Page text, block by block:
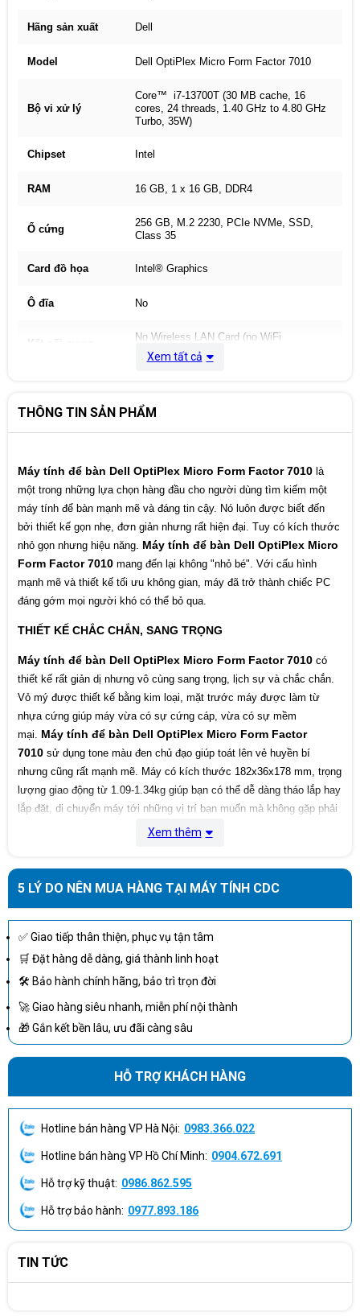
Hãng sản xuất Dell
Model Dell OptiPlex Micro Form Factor 7010
Bộ vi xử lý
Core™ i7-13700T (30 MB cache, 16
cores, 24 threads, 1.40 GHz to 4.80 GHz
Turbo, 35W)
Chipset Intel
RAM 16 GB, 1 x 16 GB, DDR4
Ổ cứng
256 GB, M.2 2230, PCIe NVMe, SSD,
Class 35
Card đồ họa Intel® Graphics
Ô đĩa No
Kết nối mạng
No Wireless LAN Card (no WiFi
enablement)
Cổng kết nối
Type-C with DisplayPort Alt mode + power
in)
1 optional PS2/Serial port
1 USB 2.0 port
1 USB 2.0 port with Smart Power On
2 USB 3.2 Gen 1 ports
1 DisplayPort 1.4a (HBR2)
1 power-adapter port
Hệ điều hành Window Po 11
65 W AC adapter, 4.5 mm barrel
Kích thước
Height: 7.17 in. (182 mm)
Width: 1.42 in. (36 mm)
Depth: 7.01 in. (178 mm)
Weight (minimum): 2.41 lb (1.09 kg)
Weight (maximum): 2.95 lb (1.34 kg)
Xuất xứ Malaysia
Xem tất cả
THÔNG TIN SẢN PHẨM
Máy tính để bàn Dell OptiPlex Micro Form Factor 7010 là
một trong những lựa chọn hàng đầu cho người dùng tìm kiếm một
máy tính để bàn mạnh mẽ và đáng tin cậy. Nó luôn được biết đến
bởi thiết kế gọn nhẹ, đơn giản nhưng rất hiện đại. Tuy có kích thước
nhỏ gọn nhưng hiệu năng. Máy tính để bàn Dell OptiPlex Micro
Form Factor 7010 mang đến lại không "nhỏ bé". Với cấu hình
mạnh mẽ và thiết kế tối ưu không gian, máy đã trở thành chiếc PC
đáng gớm mọi người khó có thể bỏ qua.
THIẾT KẾ CHẮC CHẮN, SANG TRỌNG
Máy tính để bàn Dell OptiPlex Micro Form Factor 7010 có
thiết kế rất giản dị nhưng vô cùng sang trọng, lịch sự và chắc chắn.
Vỏ mý được thiết kế bằng kim loại, mặt trước máy được làm từ
nhựa cứng giúp máy vừa có sự cứng cáp, vừa có sự mềm
mại. Máy tính để bàn Dell OptiPlex Micro Form Factor
7010 sử dụng tone màu đen chủ đạo giúp toát lên vẻ huyền bí
nhưng cũng rất mạnh mẽ. Máy có kích thước 182x36x178 mm, trọng
lượng giao động từ 1.09-1.34kg giúp bạn có thể dễ dàng tháo lắp hay
lắp đặt, di chuyển máy tới những vị trí bạn muốn mà không gặp phải
Dell OptiPlex Micro Form Factor 7010 có thiết kế rất giản dị nhưng vô
CẤU HÌNH MẠNH MẼ, LINH KIỆN CAO CẤP
Máy tính để bàn Dell OptiPlex Micro Form Factor 7010
Xem thêm
5 LÝ DO NÊN MUA HÀNG TẠI MÁY TÍNH CDC
✅ Giao tiếp thân thiện, phục vụ tận tâm
🛒 Đặt hàng dễ dàng, giá thành linh hoạt
🛠 Bảo hành chính hãng, bảo trì trọn đời
🚀 Giao hàng siêu nhanh, miễn phí nội thành
🎁 Gắn kết bền lâu, ưu đãi càng sâu
HỖ TRỢ KHÁCH HÀNG
Hotline bán hàng VP Hà Nội: 0983.366.022
Hotline bán hàng VP Hồ Chí Minh: 0904.672.691
Hỗ trợ kỹ thuật: 0986.862.595
Hỗ trợ bảo hành: 0977.893.186
TIN TỨC